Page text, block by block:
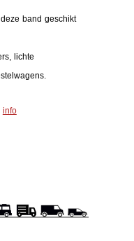
band geschikt
lichte
info